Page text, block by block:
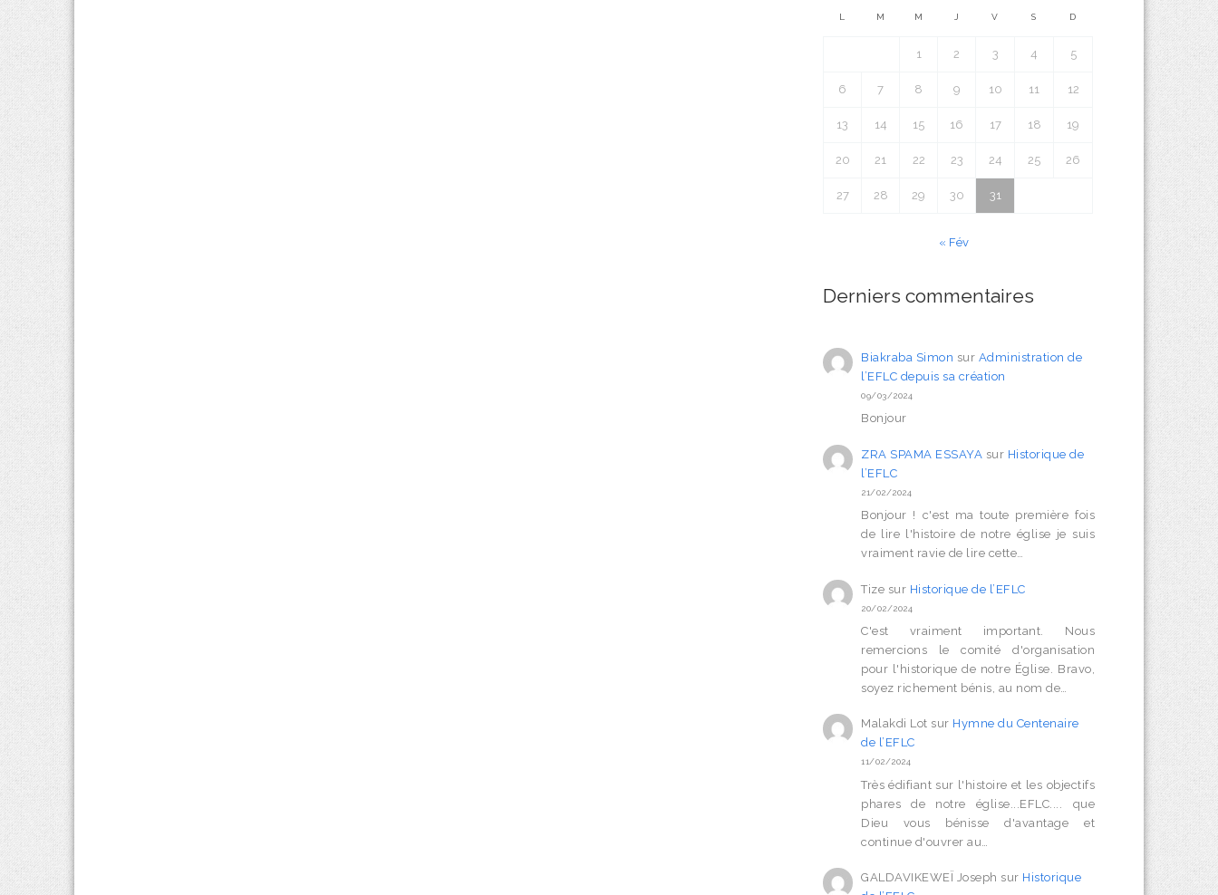
L M M J V S D
1 2 3 4 5
6 7 8 9 10 11 12
13 14 15 16 17 18 19
20 21 22 23 24 25 26
27 28 29 30 31
« Fév
Derniers commentaires
Biakraba Simon sur Administration de
l’EFLC depuis sa création
09/03/2024
Bonjour
ZRA SPAMA ESSAYA sur Historique de
l’EFLC
21/02/2024
Bonjour ! c'est ma toute première fois
de lire l'histoire de notre église je suis
vraiment ravie de lire cette…
Tize sur Historique de l’EFLC
20/02/2024
C'est vraiment important. Nous
remercions le comité d'organisation
pour l'historique de notre Église. Bravo,
soyez richement bénis, au nom de…
Malakdi Lot sur Hymne du Centenaire
de l’EFLC
11/02/2024
Très édifiant sur l'histoire et les objectifs
phares de notre église...EFLC.... que
Dieu vous bénisse d'avantage et
continue d'ouvrer au…
GALDAVIKEWEÏ Joseph sur Historique